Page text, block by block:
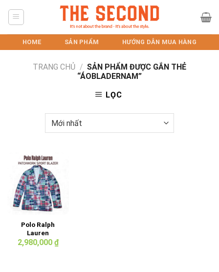
HOME SẢN PHẨM HƯỚNG DẪN MUA HÀNG
TRANG CHỦ / SẢN PHẨM ĐƯỢC GẮN THẺ
“ÁOBLADERNAM”
LỌC
Polo Ralph
Lauren
Patchwork
2,980,000 ₫